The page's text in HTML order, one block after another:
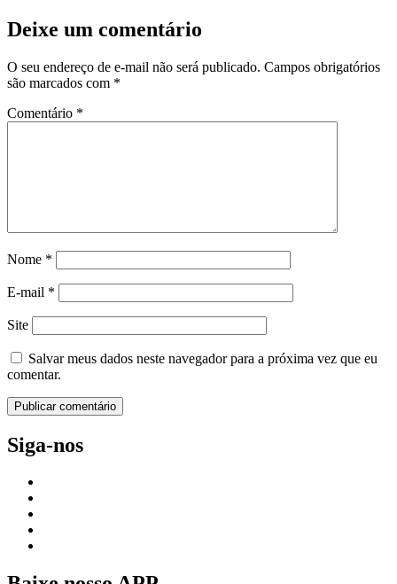
Deixe um comentário
O seu endereço de e-mail não será publicado. Campos obrigatórios
são marcados com *
Comentário *
Nome *
E-mail *
Site
Salvar meus dados neste navegador para a próxima vez que eu
comentar.
Siga-nos